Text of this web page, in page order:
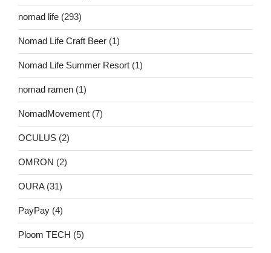
nomad life (293)
Nomad Life Craft Beer (1)
Nomad Life Summer Resort (1)
nomad ramen (1)
NomadMovement (7)
OCULUS (2)
OMRON (2)
OURA(31)
PayPay (4)
Ploom TECH (5)